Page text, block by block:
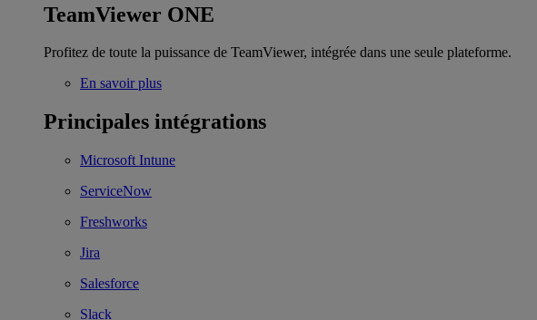
TeamViewer ONE
Profitez de toute la puissance de TeamViewer, intégrée dans une seule plateforme.
En savoir plus
Principales intégrations
Microsoft Intune
ServiceNow
Freshworks
Jira
Salesforce
Slack